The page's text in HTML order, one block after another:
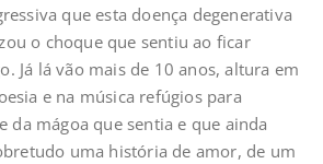
que esta doença degenerativa
o choque que sentiu ao ficar
Já lá vão mais de 10 anos, altura em
e na música refúgios para
da mágoa que sentia e que ainda
uma história de amor, de um